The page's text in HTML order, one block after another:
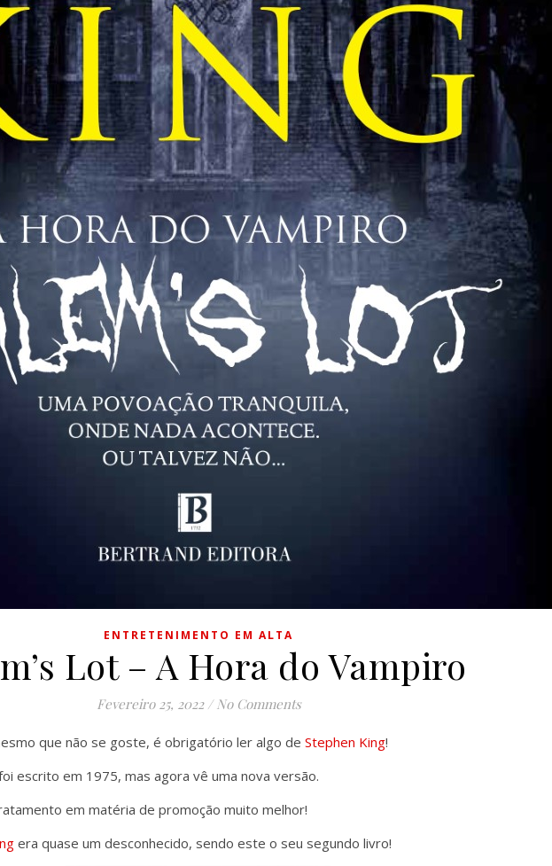
ENTRETENIMENTO EM ALTA
Lot – A Hora do Vampiro
Fevereiro 25, 2022 / No Comments
que não se goste, é obrigatório ler algo de Stephen King!
escrito em 1975, mas agora vê uma nova versão.
em matéria de promoção muito melhor!
era quase um desconhecido, sendo este o seu segundo livro!